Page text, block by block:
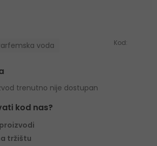
voda Kod:
trenutno nije dostupan
kod nas?
tržištu